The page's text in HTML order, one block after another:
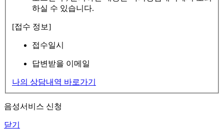
하실 수 있습니다.
[접수 정보]
접수일시
답변받을 이메일
나의 상담내역 바로가기
음성서비스 신청
닫기